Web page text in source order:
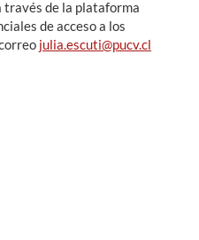
través de la plataforma
de acceso a los
julia.escuti@pucv.cl